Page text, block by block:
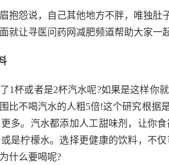
抱怨说，自己其他地方不胖，唯独
就让寻医问药网减肥频道帮助大家一
1杯或者是2杯汽水呢?如果是这样你
比不喝汽水的人粗5倍!这个研究根据
多。汽水都添加人工甜味剂，让你
是柠檬水。选择更健康的饮料，不
什么要喝呢?